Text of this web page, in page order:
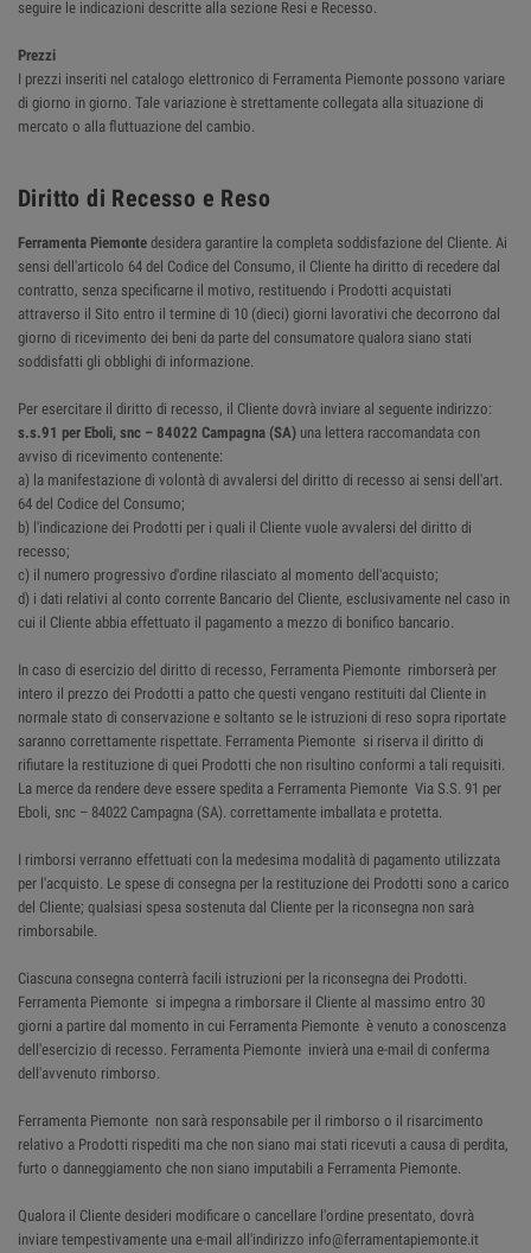
seguire le indicazioni descritte alla sezione Resi e Recesso.
Prezzi
I prezzi inseriti nel catalogo elettronico di Ferramenta Piemonte possono variare
di giorno in giorno. Tale variazione è strettamente collegata alla situazione di
mercato o alla fluttuazione del cambio.
Diritto di Recesso e Reso
Ferramenta Piemonte desidera garantire la completa soddisfazione del Cliente. Ai
sensi dell'articolo 64 del Codice del Consumo, il Cliente ha diritto di recedere dal
contratto, senza specificarne il motivo, restituendo i Prodotti acquistati
attraverso il Sito entro il termine di 10 (dieci) giorni lavorativi che decorrono dal
giorno di ricevimento dei beni da parte del consumatore qualora siano stati
soddisfatti gli obblighi di informazione.
Per esercitare il diritto di recesso, il Cliente dovrà inviare al seguente indirizzo:
s.s.91 per Eboli, snc – 84022 Campagna (SA) una lettera raccomandata con
avviso di ricevimento contenente:
a) la manifestazione di volontà di avvalersi del diritto di recesso ai sensi dell'art.
64 del Codice del Consumo;
b) l'indicazione dei Prodotti per i quali il Cliente vuole avvalersi del diritto di
recesso;
c) il numero progressivo d'ordine rilasciato al momento dell'acquisto;
d) i dati relativi al conto corrente Bancario del Cliente, esclusivamente nel caso in
cui il Cliente abbia effettuato il pagamento a mezzo di bonifico bancario.
In caso di esercizio del diritto di recesso, Ferramenta Piemonte rimborserà per
intero il prezzo dei Prodotti a patto che questi vengano restituiti dal Cliente in
normale stato di conservazione e soltanto se le istruzioni di reso sopra riportate
saranno correttamente rispettate. Ferramenta Piemonte si riserva il diritto di
rifiutare la restituzione di quei Prodotti che non risultino conformi a tali requisiti.
La merce da rendere deve essere spedita a Ferramenta Piemonte Via S.S. 91 per
Eboli, snc – 84022 Campagna (SA). correttamente imballata e protetta.
I rimborsi verranno effettuati con la medesima modalità di pagamento utilizzata
per l'acquisto. Le spese di consegna per la restituzione dei Prodotti sono a carico
del Cliente; qualsiasi spesa sostenuta dal Cliente per la riconsegna non sarà
rimborsabile.
Ciascuna consegna conterrà facili istruzioni per la riconsegna dei Prodotti.
Ferramenta Piemonte si impegna a rimborsare il Cliente al massimo entro 30
giorni a partire dal momento in cui Ferramenta Piemonte è venuto a conoscenza
dell'esercizio di recesso. Ferramenta Piemonte invierà una e-mail di conferma
dell'avvenuto rimborso.
Ferramenta Piemonte non sarà responsabile per il rimborso o il risarcimento
relativo a Prodotti rispediti ma che non siano mai stati ricevuti a causa di perdita,
furto o danneggiamento che non siano imputabili a Ferramenta Piemonte.
Qualora il Cliente desideri modificare o cancellare l'ordine presentato, dovrà
inviare tempestivamente una e-mail all'indirizzo info@ferramentapiemonte.it